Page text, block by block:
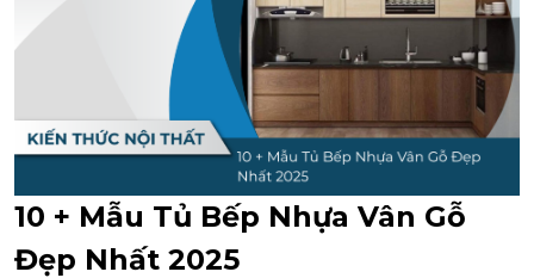
10 + Mẫu Tủ Bếp Nhựa Vân Gỗ
Đẹp Nhất 2025